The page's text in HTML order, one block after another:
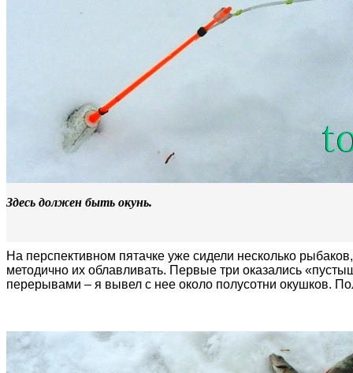
Здесь должен быть окунь.
На перспективном пятачке уже сидели несколько
методично их облавливать. Первые три оказались
перерывами – я вывел с нее около полусотни окушков.